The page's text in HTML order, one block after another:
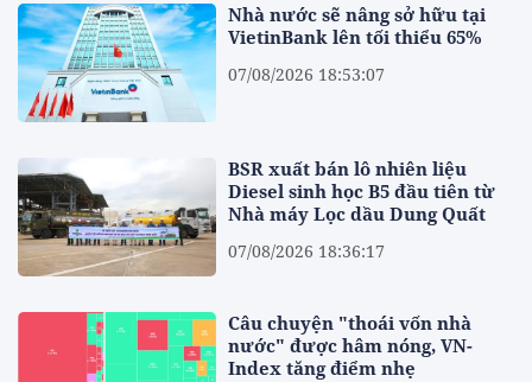
Nhà nước sẽ nâng sở hữu tại
VietinBank lên tối thiểu 65%
07/08/2026 18:53:07
BSR xuất bán lô nhiên liệu
Diesel sinh học B5 đầu tiên từ
Nhà máy Lọc dầu Dung Quất
07/08/2026 18:36:17
Câu chuyện "thoái vốn nhà
nước" được hâm nóng, VN-
Index tăng điểm nhẹ